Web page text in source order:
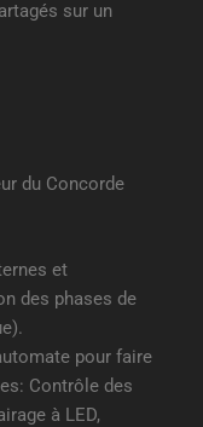
sur un
du Concorde
et
des phases de
pour faire
Contrôle des
à LED,